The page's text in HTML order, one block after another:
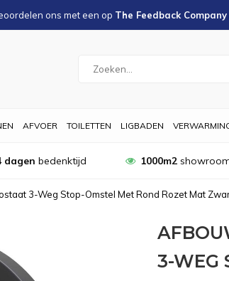
ons met een op The Feedback Company
AFVOER TOILETTEN LIGBADEN
dagen bedenktijd 1000m2showroom
3-Weg Stop-Omstel Met Rond Rozet Mat
3-WEG